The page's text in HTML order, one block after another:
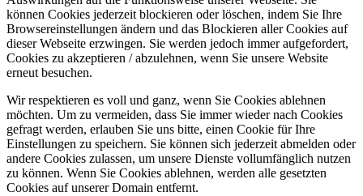
können Cookies jederzeit blockieren oder löschen, indem Sie Ihre
Browsereinstellungen ändern und das Blockieren aller Cookies auf
dieser Webseite erzwingen. Sie werden jedoch immer aufgefordert,
Cookies zu akzeptieren / abzulehnen, wenn Sie unsere Website
erneut besuchen.
Wir respektieren es voll und ganz, wenn Sie Cookies ablehnen
möchten. Um zu vermeiden, dass Sie immer wieder nach Cookies
gefragt werden, erlauben Sie uns bitte, einen Cookie für Ihre
Einstellungen zu speichern. Sie können sich jederzeit abmelden oder
andere Cookies zulassen, um unsere Dienste vollumfänglich nutzen
zu können. Wenn Sie Cookies ablehnen, werden alle gesetzten
Cookies auf unserer Domain entfernt.